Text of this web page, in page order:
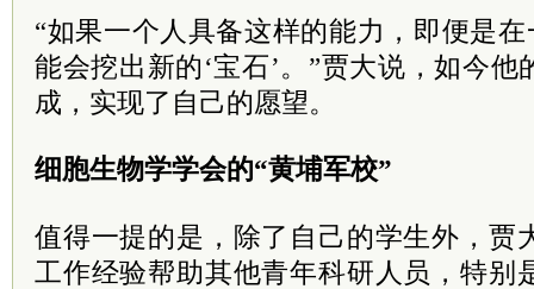
“如果一个人具备这样的能力，即便是在
能会挖出新的‘宝石’。”贾大说，如今
成，实现了自己的愿望。
细胞生物学学会的“黄埔军校”
值得一提的是，除了自己的学生外，贾
工作经验帮助其他青年科研人员，特别